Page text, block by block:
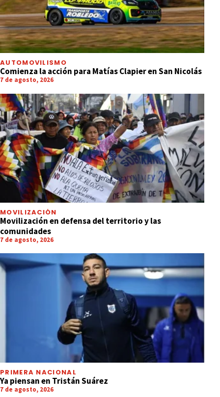
AUTOMOVILISMO
Comienza la acción para Matías Clapier en San Nicolás
7 de agosto, 2026
MOVILIZACIÓN
Movilización en defensa del territorio y las
comunidades
7 de agosto, 2026
PRIMERA NACIONAL
Ya piensan en Tristán Suárez
7 de agosto, 2026